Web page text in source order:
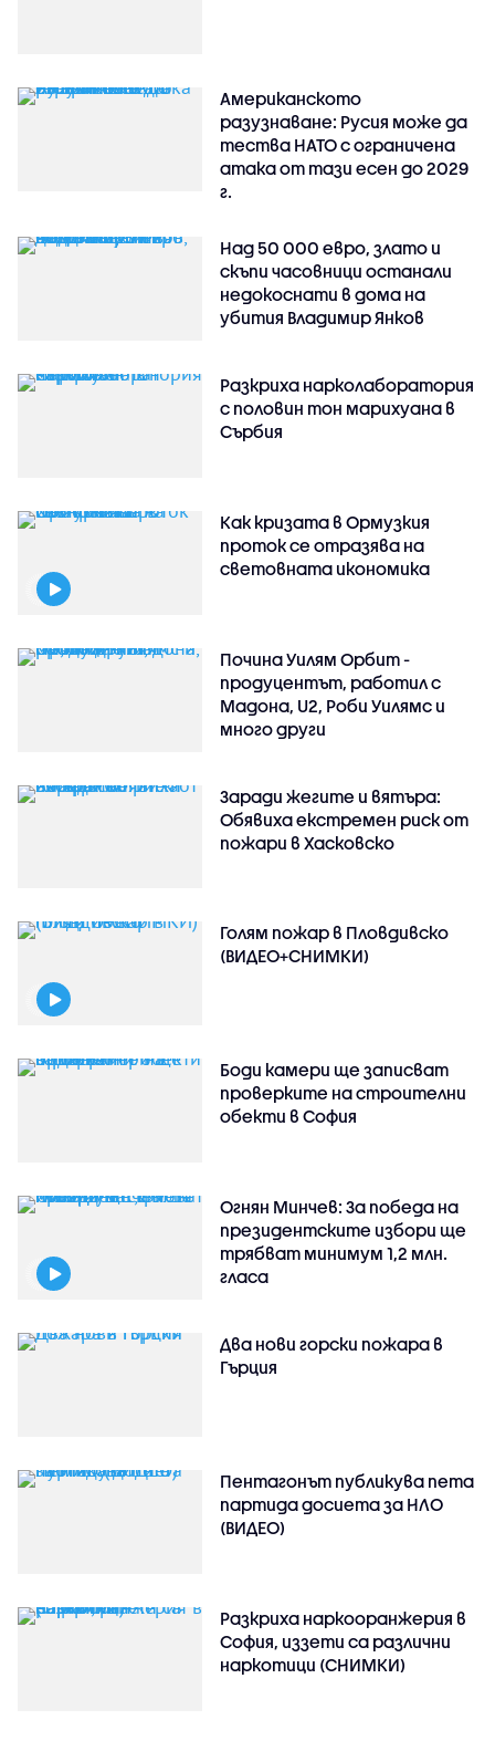
Американското
разузнаване: Русия може да
тества НАТО с ограничена
атака от тази есен до 2029
г.
Над 50 000 евро, злато и
скъпи часовници останали
недокоснати в дома на
убития Владимир Янков
Разкриха нарколаборатория
с половин тон марихуана в
Сърбия
Как кризата в Ормузкия
проток се отразява на
световната икономика
Почина Уилям Орбит -
продуцентът, работил с
Мадона, U2, Роби Уилямс и
много други
Заради жегите и вятъра:
Обявиха екстремен риск от
пожари в Хасковско
Голям пожар в Пловдивско
(ВИДЕО+СНИМКИ)
Боди камери ще записват
проверките на строителни
обекти в София
Огнян Минчев: За победа на
президентските избори ще
трябват минимум 1,2 млн.
гласа
Два нови горски пожара в
Гърция
Пентагонът публикува пета
партида досиета за НЛО
(ВИДЕО)
Разкриха наркооранжерия в
София, иззети са различни
наркотици (СНИМКИ)